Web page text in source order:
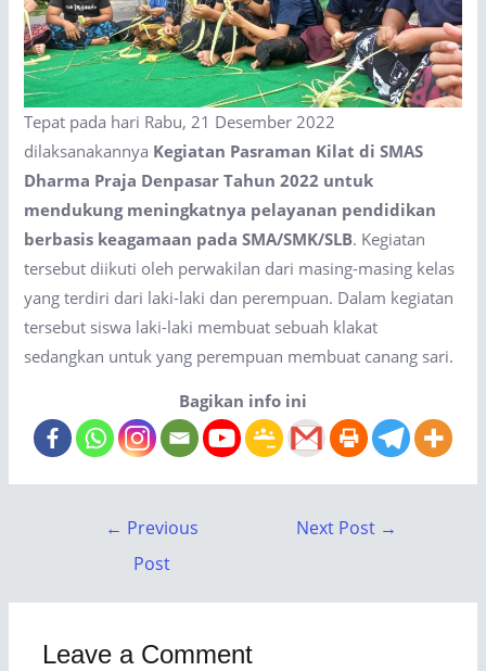
Tepat pada hari Rabu, 21 Desember 2022
dilaksanakannya Kegiatan Pasraman Kilat di SMAS
Dharma Praja Denpasar Tahun 2022 untuk
mendukung meningkatnya pelayanan pendidikan
berbasis keagamaan pada SMA/SMK/SLB. Kegiatan
tersebut diikuti oleh perwakilan dari masing-masing kelas
yang terdiri dari laki-laki dan perempuan. Dalam kegiatan
tersebut siswa laki-laki membuat sebuah klakat
sedangkan untuk yang perempuan membuat canang sari.
Bagikan info ini
← Previous
Post
Next Post →
Leave a Comment